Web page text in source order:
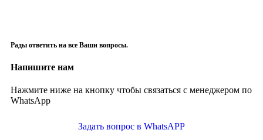
Рады ответить на все Ваши вопросы.
Напишите нам
Нажмите ниже на кнопку чтобы связаться с менеджером по
WhatsApp
Задать вопрос в WhatsAPP